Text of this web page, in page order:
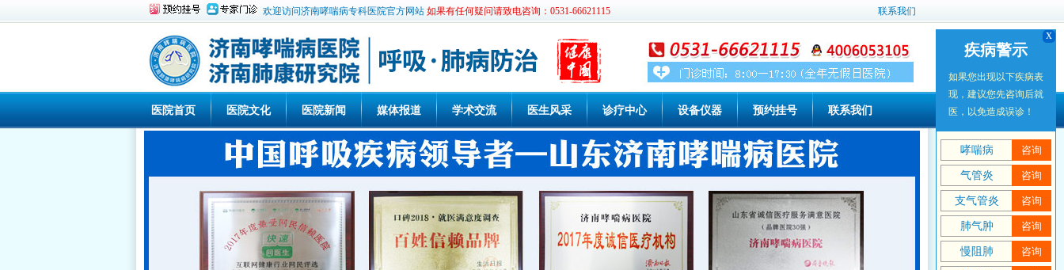
欢迎访问济南哮喘病专科医院官方网站 如果有任何疑问请致电咨询：0531-66621115 联系我们
医院首页 医院文化 医院新闻 媒体报道 学术交流 医生风采 诊疗中心 设备仪器 预约挂号 联系我们
疾病警示
如果您出现以下疾病表
现，建议您先咨询后就
医，以免造成误诊！
哮喘病 咨询
气管炎 咨询
支气管炎 咨询
肺气肿 咨询
慢阻肺 咨询
x
疾病警示
如果您出现以下疾病表
现，建议您先咨询后就
医，以免造成误诊！
哮喘病 咨询
气管炎 咨询
支气管炎 咨询
肺气肿 咨询
慢阻肺 咨询
x